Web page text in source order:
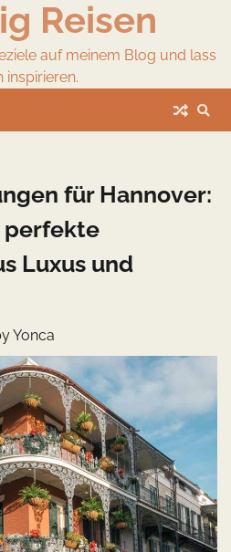
Reisen
auf meinem Blog und lass
inspirieren.
für Hannover:
perfekte
Luxus und
Yonca